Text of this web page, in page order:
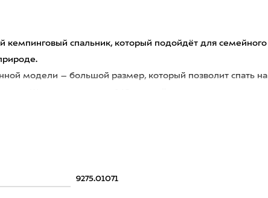
кемпинговый спальник, который подойдёт для семейного
модели – большой размер, который позволит спать на
9275.01071